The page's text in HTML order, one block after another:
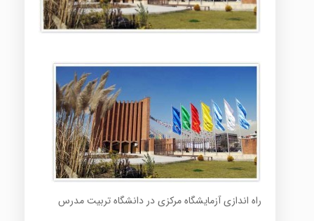
راه اندازی آزمایشگاه مرکزی در دانشگاه تربیت مدرس